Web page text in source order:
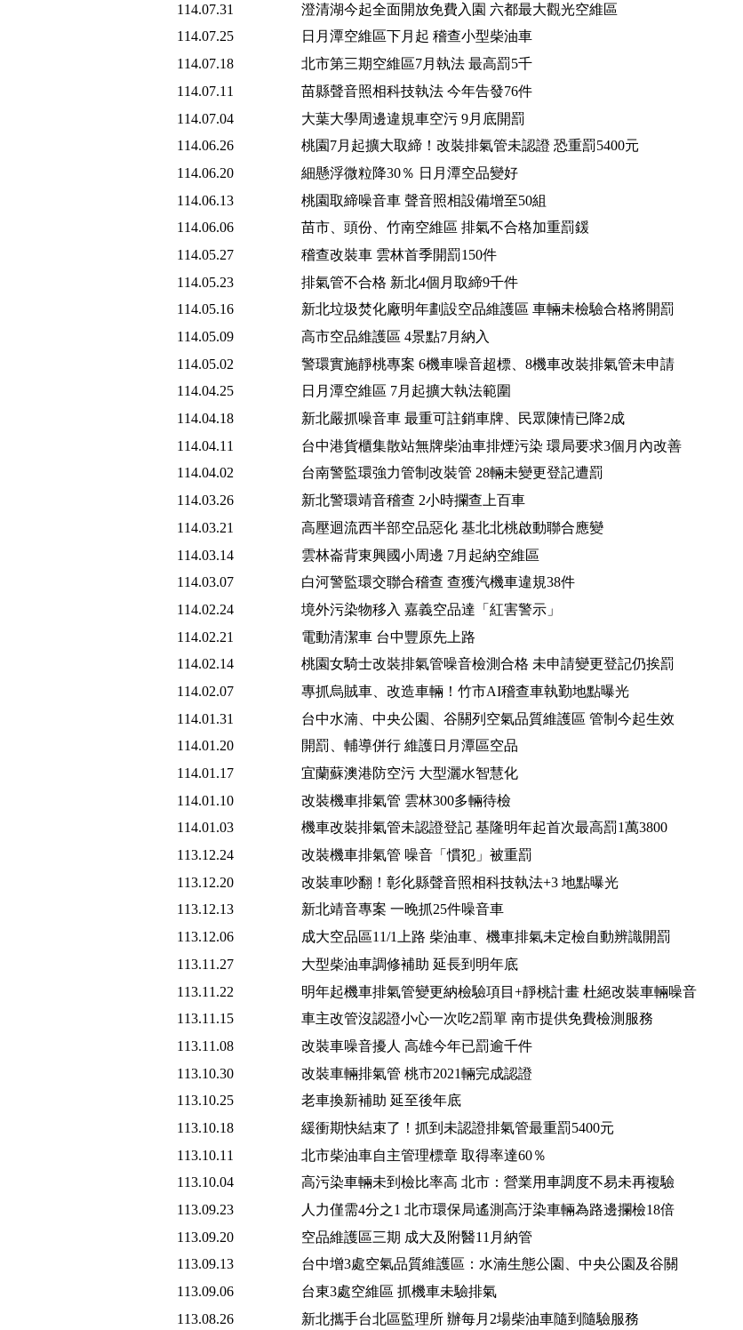
114.07.31
澄清湖今起全面開放免費入園 六都最大觀光空維區
114.07.25
日月潭空維區下月起 稽查小型柴油車
114.07.18
北市第三期空維區7月執法 最高罰5千
114.07.11
苗縣聲音照相科技執法 今年告發76件
114.07.04
大葉大學周邊違規車空污 9月底開罰
114.06.26
桃園7月起擴大取締！改裝排氣管未認證 恐重罰5400元
114.06.20
細懸浮微粒降30％ 日月潭空品變好
114.06.13
桃園取締噪音車 聲音照相設備增至50組
114.06.06
苗市、頭份、竹南空維區 排氣不合格加重罰鍰
114.05.27
稽查改裝車 雲林首季開罰150件
114.05.23
排氣管不合格 新北4個月取締9千件
114.05.16
新北垃圾焚化廠明年劃設空品維護區 車輛未檢驗合格將開罰
114.05.09
高市空品維護區 4景點7月納入
114.05.02
警環實施靜桃專案 6機車噪音超標、8機車改裝排氣管未申請
114.04.25
日月潭空維區 7月起擴大執法範圍
114.04.18
新北嚴抓噪音車 最重可註銷車牌、民眾陳情已降2成
114.04.11
台中港貨櫃集散站無牌柴油車排煙污染 環局要求3個月內改善
114.04.02
台南警監環強力管制改裝管 28輛未變更登記遭罰
114.03.26
新北警環靖音稽查 2小時攔查上百車
114.03.21
高壓迴流西半部空品惡化 基北北桃啟動聯合應變
114.03.14
雲林崙背東興國小周邊 7月起納空維區
114.03.07
白河警監環交聯合稽查 查獲汽機車違規38件
114.02.24
境外污染物移入 嘉義空品達「紅害警示」
114.02.21
電動清潔車 台中豐原先上路
114.02.14
桃園女騎士改裝排氣管噪音檢測合格 未申請變更登記仍挨罰
114.02.07
專抓烏賊車、改造車輛！竹市AI稽查車執勤地點曝光
114.01.31
台中水湳、中央公園、谷關列空氣品質維護區 管制今起生效
114.01.20
開罰、輔導併行 維護日月潭區空品
114.01.17
宜蘭蘇澳港防空污 大型灑水智慧化
114.01.10
改裝機車排氣管 雲林300多輛待檢
114.01.03
機車改裝排氣管未認證登記 基隆明年起首次最高罰1萬3800
113.12.24
改裝機車排氣管 噪音「慣犯」被重罰
113.12.20
改裝車吵翻！彰化縣聲音照相科技執法+3 地點曝光
113.12.13
新北靖音專案 一晚抓25件噪音車
113.12.06
成大空品區11/1上路 柴油車、機車排氣未定檢自動辨識開罰
113.11.27
大型柴油車調修補助 延長到明年底
113.11.22
明年起機車排氣管變更納檢驗項目+靜桃計畫 杜絕改裝車輛噪音
113.11.15
車主改管沒認證小心一次吃2罰單 南市提供免費檢測服務
113.11.08
改裝車噪音擾人 高雄今年已罰逾千件
113.10.30
改裝車輛排氣管 桃市2021輛完成認證
113.10.25
老車換新補助 延至後年底
113.10.18
緩衝期快結束了！抓到未認證排氣管最重罰5400元
113.10.11
北市柴油車自主管理標章 取得率達60％
113.10.04
高污染車輛未到檢比率高 北市：營業用車調度不易未再複驗
113.09.23
人力僅需4分之1 北市環保局遙測高汙染車輛為路邊攔檢18倍
113.09.20
空品維護區三期 成大及附醫11月納管
113.09.13
台中增3處空氣品質維護區：水湳生態公園、中央公園及谷關
113.09.06
台東3處空維區 抓機車未驗排氣
113.08.26
新北攜手台北區監理所 辦每月2場柴油車隨到隨驗服務